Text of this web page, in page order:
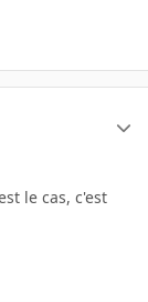
le cas, c'est